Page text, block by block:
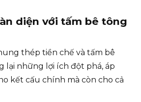
diện với tấm bê tông
thép tiền chế và tấm bê
lại những lợi ích đột phá, áp
kết cấu chính mà còn cho cả